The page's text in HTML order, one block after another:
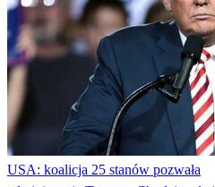
USA: koalicja 25 stanów pozwała